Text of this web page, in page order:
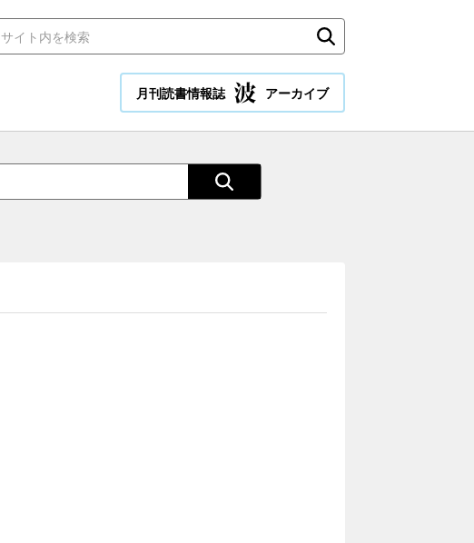
月刊読書情報誌 アーカイブ